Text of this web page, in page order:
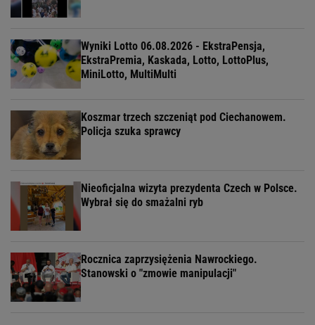
Wyniki Lotto 06.08.2026 - EkstraPensja,
EkstraPremia, Kaskada, Lotto, LottoPlus,
MiniLotto, MultiMulti
Koszmar trzech szczeniąt pod Ciechanowem.
Policja szuka sprawcy
Nieoficjalna wizyta prezydenta Czech w Polsce.
Wybrał się do smażalni ryb
Rocznica zaprzysiężenia Nawrockiego.
Stanowski o "zmowie manipulacji"